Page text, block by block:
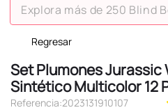
Regresar
Set Plumones Jurassic
Sintético Multicolor 12
Referencia:2023131910107
TÉRMINOS MÁS BUSCADOS
1.
hello kitty
2.
spiderman